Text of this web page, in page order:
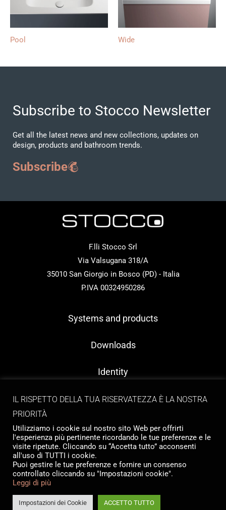
Pool Wide
Subscribe to Stocco Newsletter
Get all the latest news and new collections, updates on
design, products and bathroom trends.
Subscribe
F.lli Stocco Srl
Via Valsugana 318/A
35010 San Giorgio in Bosco (PD) - Italia
P.IVA 00324950286
Systems and products
Downloads
Identity
Contacts
Copyright © 2026 Tailormade Stocco
Website byBabel Studio
IL RISPETTO DELLA TUA RISERVATEZZA È LA NOSTRA
PRIORITÀ
Utilizziamo i cookie sul nostro sito Web per offrirti
l'esperienza più pertinente ricordando le tue preferenze e le
visite ripetute. Cliccando su “Accetta tutto” acconsenti
all'uso di TUTTI i cookie.
Puoi gestire le tue preferenze e fornire un consenso
controllato cliccando su "Impostazioni cookie".
Leggi di più
Impostazioni dei Cookie ACCETTO TUTTO